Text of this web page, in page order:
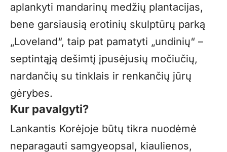
aplankyti mandarinų medžių plantacijas,
bene garsiausią erotinių skulptūrų parką
„Loveland“, taip pat pamatyti „undinių“ –
septintąją dešimtį įpusėjusių močiučių,
nardančių su tinklais ir renkančių jūrų
gėrybes.
Kur pavalgyti?
Lankantis Korėjoje būtų tikra nuodėmė
neparagauti samgyeopsal, kiaulienos,